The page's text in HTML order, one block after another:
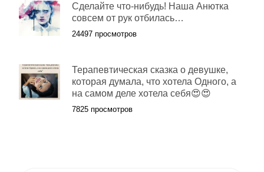
Cделайте что-нибудь! Наша Анютка
совсем от рук отбилась…
24497 просмотров
Терапевтическая сказка о девушке,
которая думала, что хотела Одного, а
на самом деле хотела себя😍😍
7825 просмотров